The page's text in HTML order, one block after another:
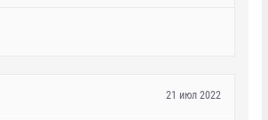
21 июл 2022